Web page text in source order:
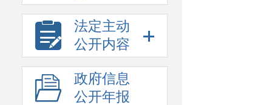
法定主动
公开内容
政府信息
公开年报